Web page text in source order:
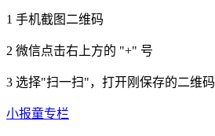
1 手机截图二维码
2 微信点击右上方的 "+" 号
3 选择"扫一扫"，打开刚保存的二维码
小报童专栏